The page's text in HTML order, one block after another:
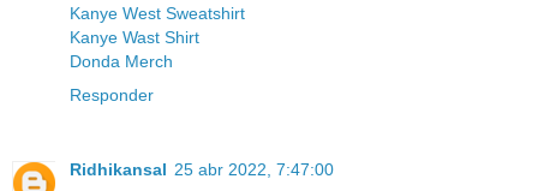
Kanye West Sweatshirt
Kanye Wast Shirt
Donda Merch
Responder
Ridhikansal 25 abr 2022, 7:47:00